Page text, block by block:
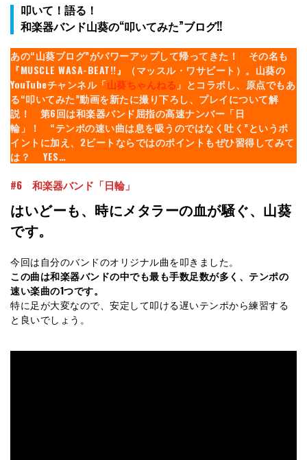
叩いて！語る！
和楽器バンド山葵の“叩いてみた”ブログ!!
あの“山葵ブログ”がパワーアップして帰ってきた！ その名も
『MUSCLE WASA-BEAT!!』（マッスル・ワサビート）。山葵の
YouTubeチャンネル「山葵ちゃんねる 」とコラボし、原点でもあ
る“叩いてみた”動画を新たに撮り下ろし、プレイについて解
説！ 第6回は和楽器バンド屈指の高速ナンバー「日
輪」！ “テンポの速い曲は息を吸うのではなく吐く”というポ
イントに加え、2ビートならではのポイントもぜひ習得してみて
は？
YES…
#6 和楽器バンド「日輪」
はいどーも、時にメタラーの血が騒ぐ、山葵
です。
今回は自分のバンドのオリジナル曲を叩きました。
この曲は和楽器バンドの中でも最も手数足数が多く、テンポの
速い楽曲の1つです。
特に足が大変なので、安定して叩ける遅いテンポから練習する
と良いでしょう。